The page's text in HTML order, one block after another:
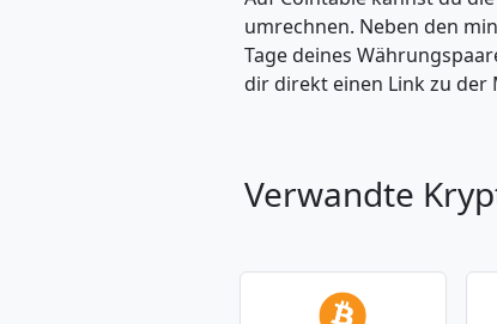
umrechnen. Neben den
Tage deines
dir direkt einen Link zu der
Verwandte